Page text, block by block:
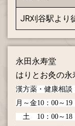
JR刈谷駅より
永田永寿堂
はりとお灸の永
漢方薬・健康相談
月～金10：00～19
土 10：00～